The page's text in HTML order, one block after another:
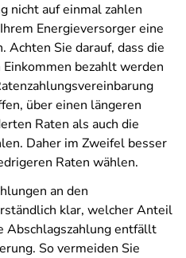
nicht auf einmal zahlen
Energieversorger eine
Achten Sie darauf, dass die
bezahlt werden
über einen längeren
Raten als auch die
Daher im Zweifel besser
Raten wählen.
an den
klar, welcher Anteil
Abschlagszahlung entfällt
So vermeiden Sie